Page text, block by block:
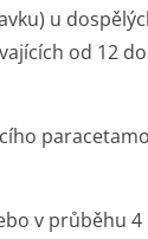
u
od 12
v průběhu